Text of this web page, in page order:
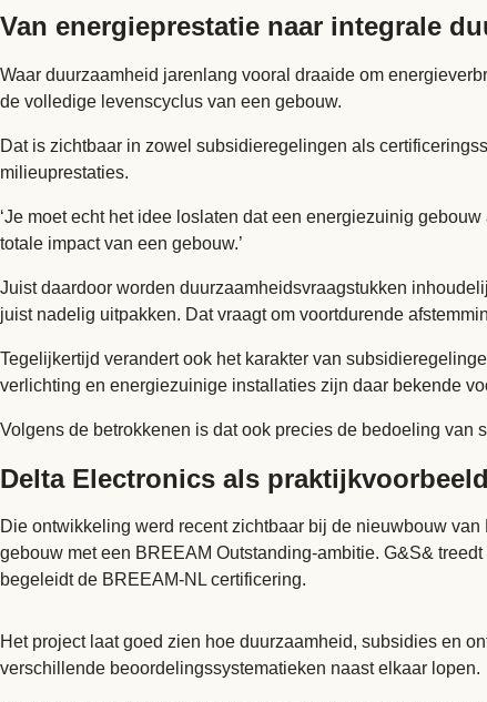
Van energieprestatie naar integrale
Waar duurzaamheid jarenlang vooral draaide om
de volledige levenscyclus van een gebouw.
Dat is zichtbaar in zowel subsidieregelingen als
milieuprestaties.
‘Je moet echt het idee loslaten dat een energiezuinig
totale impact van een gebouw.’
Juist daardoor worden duurzaamheidsvraagstukken
juist nadelig uitpakken. Dat vraagt om voortdurende
Tegelijkertijd verandert ook het karakter van
verlichting en energiezuinige installaties zijn daar bekende
Volgens de betrokkenen is dat ook precies de bedoeling
Delta Electronics als praktijkvoorbeeld
Die ontwikkeling werd recent zichtbaar bij de nieuwbouw
gebouw met een BREEAM Outstanding-ambitie. G&S&
begeleidt de BREEAM-NLcertificering.
Het project laat goed zien hoe duurzaamheid, subsidies en
verschillende beoordelingssystematieken naast elkaar lopen.